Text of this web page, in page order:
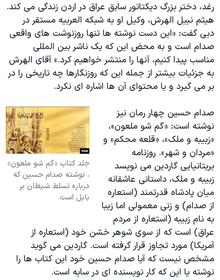
دادگاه حمید نوری
چهل سال گروگان‌گیری
قانون شفافیت دارائی کادر رهبری ایران
اعتراضات مردمی آبان ۹۸
اسرائیل در جنگ
همایش محافظه‌کاران آمریکا «سی‌پک»
سفر پرزیدنت ترامپ به چین
رغد، دختر بزرگ دیکتاتور سابق عراق در اردن زندگی می کند.
هيثم نبيل الهرش، وکیل او به شبکه العربیه مستقر در
دبی گفت: «این دست نوشته ها تنها روزنوشت های واقعی
صدام است و به محض این که یک ناشر بین المللی
مناسب پیدا کنیم، آنها را منتشر خواهیم کرد.» آقای الهرش
به جزئیات بیشتر از جمله این که روزنگارها چه تاریخی را در
بر می گیرد و یا محتوای آن ها اشاره ای نکرد.
جلد کتاب «گم شو ملعون»
، نوشته صدام حسین که
درباره تسلط شیطان بر
بابل است.
صدام حسین چهار رمان نیز
نوشته است: «گم شو ملعون»،
«زبیبه و ملک»، «قلعه محکم» و
«مردان و شهر». روزنامه
بریتانیایی گاردین می نویسد
زبیبه و ملک، داستانی عاشقانه
میان پادشاه قدرتمند (استعاره
از صدام) و زنی معمولی اما زیبا
به نام زبیبه (استعاره از مردم
عراق) است که از سوی شوهر خشن خود (استعاره از
آمریکا) مورد تجاوز قرار گرفته است. گاردین می گوید
مشخص نیست که آیا صدام حسین خود این کتاب ها را
نوشته یا این که کار نویسنده ای در سایه است.